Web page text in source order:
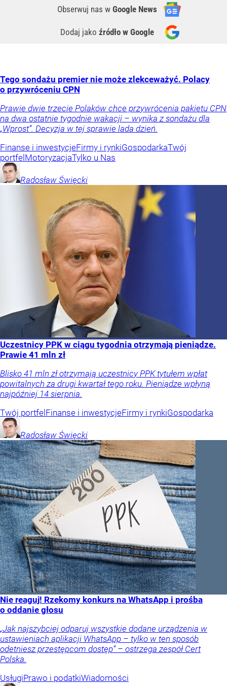
Obserwuj nas w Google News
Dodaj jako źródło w Google
Tego sondażu premier nie może zlekceważyć. Polacy
o przywróceniu CPN
Prawie dwie trzecie Polaków chce przywrócenia pakietu CPN
na dwa ostatnie tygodnie wakacji – wynika z sondażu dla
„Wprost”. Decyzja w tej sprawie lada dzień.
Finanse i inwestycjeFirmy i rynkiGospodarkaTwój
portfel MotoryzacjaTylko u Nas
Radosław Święcki
Uczestnicy PPK w ciągu tygodnia otrzymają pieniądze.
Prawie 41 mln zł
Blisko 41 mln zł otrzymają uczestnicy PPK tytułem wpłat
powitalnych za drugi kwartał tego roku. Pieniądze wpłyną
najpóźniej 14 sierpnia.
Twój portfel Finanse i inwestycjeFirmy i rynkiGospodarka
Radosław Święcki
Nie reaguj! Rzekomy konkurs na WhatsApp i prośba
o oddanie głosu
„Jak najszybciej odparuj wszystkie dodane urządzenia w
ustawieniach aplikacji WhatsApp – tylko w ten sposób
odetniesz przestępcom dostęp” – ostrzega zespół Cert
Polska.
UsługiPrawo i podatkiWiadomości